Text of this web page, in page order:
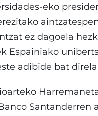
eko
ez dagoela
Espainiako
adibide bat
Santanderren